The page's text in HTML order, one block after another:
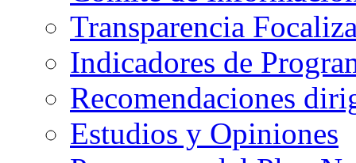
Transparencia
Indicadores de
Recomendaciones
Estudios y Opiniones